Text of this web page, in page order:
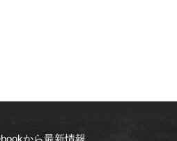
から最新情報